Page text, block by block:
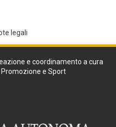
legali
e coordinamento a cura
e Sport